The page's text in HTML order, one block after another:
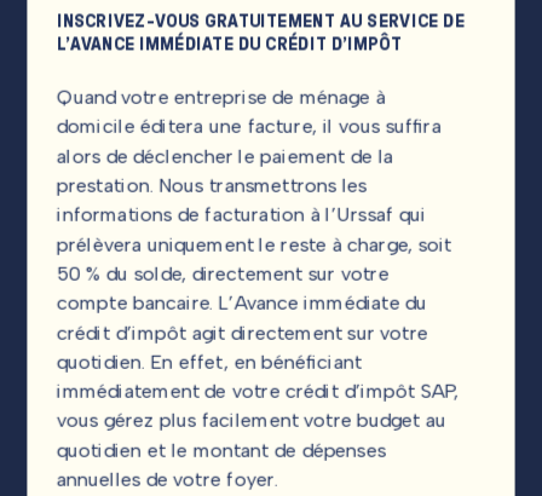
INSCRIVEZ-VOUS GRATUITEMENT AU SERVICE DE
L’AVANCE IMMÉDIATE DU CRÉDIT D’IMPÔT
Quand votre entreprise de ménage à
domicile éditera une facture, il vous suffira
alors de déclencher le paiement de la
prestation. Nous transmettrons les
informations de facturation à l’Urssaf qui
prélèvera uniquement le reste à charge, soit
50 % du solde, directement sur votre
compte bancaire. L’Avance immédiate du
crédit d’impôt agit directement sur votre
quotidien. En effet, en bénéficiant
immédiatement de votre crédit d’impôt SAP,
vous gérez plus facilement votre budget au
quotidien et le montant de dépenses
annuelles de votre foyer.